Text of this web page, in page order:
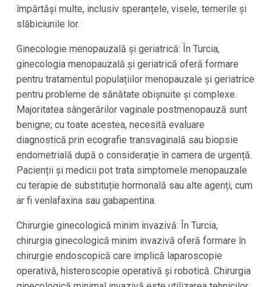
împărtăși multe, inclusiv speranțele, visele, temerile și
slăbiciunile lor.
Ginecologie menopauzală și geriatrică: În Turcia,
ginecologia menopauzală și geriatrică oferă formare
pentru tratamentul populațiilor menopauzale și geriatrice
pentru probleme de sănătate obișnuite și complexe.
Majoritatea sângerărilor vaginale postmenopauză sunt
benigne; cu toate acestea, necesită evaluare
diagnostică prin ecografie transvaginală sau biopsie
endometrială după o considerație în camera de urgență.
Pacienții și medicii pot trata simptomele menopauzale
cu terapie de substituție hormonală sau alte agenți, cum
ar fi venlafaxina sau gabapentina.
Chirurgie ginecologică minim invazivă: În Turcia,
chirurgia ginecologică minim invazivă oferă formare în
chirurgie endoscopică care implică laparoscopie
operativă, histeroscopie operativă și robotică. Chirurgia